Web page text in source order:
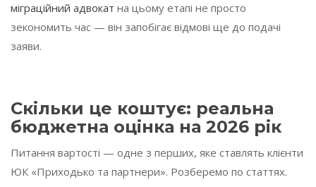
міграційний адвокат на цьому етапі не просто
зекономить час — він запобігає відмові ще до подачі
заяви.
Скільки це коштує: реальна
бюджетна оцінка на 2026 рік
Питання вартості — одне з перших, яке ставлять клієнти
ЮК «Приходько та партнери». Розберемо по статтях.